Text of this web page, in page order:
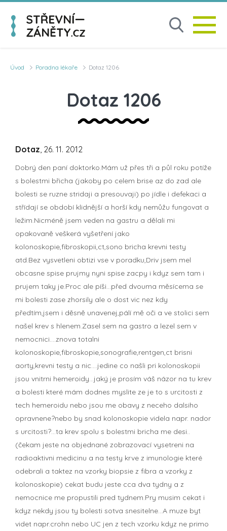
Úvod Poradna lékaře Dotaz 1206
Dotaz 1206
Dotaz, 26. 11. 2012
Dobrý den paní doktorko.Mám už přes tři a půl roku potíže
s bolestmi břicha (jakoby po celem brise az do zad ale
bolesti se ruzne stridaji a presouvaji) po jídle i defekaci a
střídají se období klidnější a horší kdy nemůžu fungovat a
ležim.Nicméně jsem veden na gastru a dělali mi
opakovaně veškerá vyšetření jako
kolonoskopie,fibroskopii,ct,sono bricha krevni testy
atd.Bez vysvetleni obtizi vse v poradku,Driv jsem mel
obcasne spise prujmy nyni spise zacpy i kdyz sem tam i
prujem taky je.Proc ale píši...před dvouma měsícema se
mi bolesti zase zhorsily ale o dost vic nez kdy
předtím,jsem i děsně unavenej,pálí mě oči a ve stolici sem
našel krev s hlenem.Zasel sem na gastro a lezel sem v
nemocnici....znova totalni
kolonoskopie,fibroskopie,sonografie,rentgen,ct brisni
aorty,krevni testy a nic....jedine co našli pri kolonoskopii
jsou vnitrni hemeroidy...jaký je prosím váš názor na tu krev
a bolesti které mám dodnes myslite ze je to s urcitosti z
tech hemeroidu nebo jsou me obavy z neceho dalsiho
opravnene?nebo by snad kolonoskopie videla napr. nador
s urcitosti?...ta krev spolu s bolestmi bricha me desi..
(čekam jeste na objednané zobrazovací vysetreni na
radioaktivni medicinu a na testy krve z imunologie které
odebrali a taktez na vzorky biopsie z fibra a vzorky z
kolonoskopie) cekat budu jeste cca dva tydny a z
nemocnice me propustili pred tydnem.Pry musim cekat i
kdyz nekdy jsou ty bolesti sotva snesitelne...A muze byt
videt napr.crohn nebo UC jen z tech vzorku kdyz ne primo